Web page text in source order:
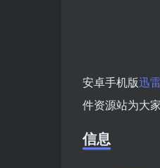
安卓手机版迅雷
件资源站为大
信息